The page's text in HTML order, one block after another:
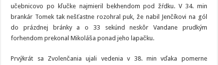
učebnicovo po kľučke najmieril bekhendom pod žŕdku. V 34. min
brankár Tomek tak nešťastne rozohral puk, že nabil Jenčíkovi na gól
do prázdnej bránky a o 33 sekúnd neskôr Vandane prudkým
forhendom prekonal Mikoláša ponad jeho lapačku.
Prvýkrát sa Zvolenčania ujali vedenia v 38. min vďaka pomerne